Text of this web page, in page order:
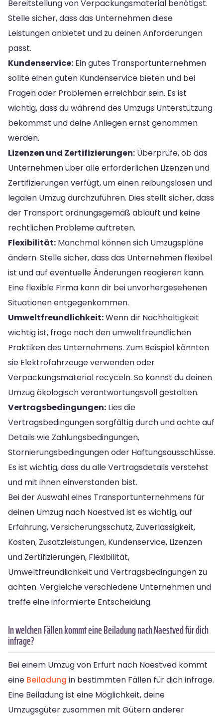
Bereitstellung von Verpackungsmaterial benötigst.
Stelle sicher, dass das Unternehmen diese
Leistungen anbietet und zu deinen Anforderungen
passt.
Kundenservice: Ein gutes Transportunternehmen
sollte einen guten Kundenservice bieten und bei
Fragen oder Problemen erreichbar sein. Es ist
wichtig, dass du während des Umzugs Unterstützung
bekommst und deine Anliegen ernst genommen
werden.
Lizenzen und Zertifizierungen: Überprüfe, ob das
Unternehmen über alle erforderlichen Lizenzen und
Zertifizierungen verfügt, um einen reibungslosen und
legalen Umzug durchzuführen. Dies stellt sicher, dass
der Transport ordnungsgemäß abläuft und keine
rechtlichen Probleme auftreten.
Flexibilität: Manchmal können sich Umzugspläne
ändern. Stelle sicher, dass das Unternehmen flexibel
ist und auf eventuelle Änderungen reagieren kann.
Eine flexible Firma kann dir bei unvorhergesehenen
Situationen entgegenkommen.
Umweltfreundlichkeit:Wenn dir Nachhaltigkeit
wichtig ist, frage nach den umweltfreundlichen
Praktiken des Unternehmens. Zum Beispiel könnten
sie Elektrofahrzeuge verwenden oder
Verpackungsmaterial recyceln. So kannst du deinen
Umzug ökologisch verantwortungsvoll gestalten.
Vertragsbedingungen: Lies die
Vertragsbedingungen sorgfältig durch und achte auf
Details wie Zahlungsbedingungen,
Stornierungsbedingungen oder Haftungsausschlüsse.
Es ist wichtig, dass du alle Vertragsdetails verstehst
und mit ihnen einverstanden bist.
Bei der Auswahl eines Transportunternehmens für
deinen Umzug nach Naestved ist es wichtig, auf
Erfahrung, Versicherungsschutz, Zuverlässigkeit,
Kosten, Zusatzleistungen, Kundenservice, Lizenzen
und Zertifizierungen, Flexibilität,
Umweltfreundlichkeit und Vertragsbedingungen zu
achten. Vergleiche verschiedene Unternehmen und
treffe eine informierte Entscheidung.
In welchen Fällen kommt eine Beiladung nach Naestved für dich
infrage?
Bei einem Umzug von Erfurt nach Naestved kommt
eine Beiladung in bestimmten Fällen für dich infrage.
Eine Beiladung ist eine Möglichkeit, deine
Umzugsgüter zusammen mit Gütern anderer